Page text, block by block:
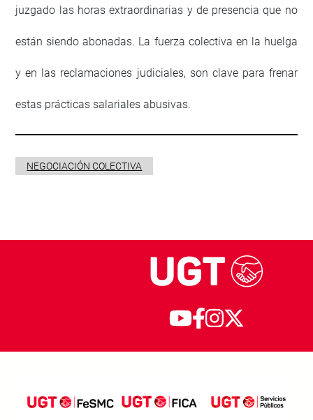
juzgado las horas extraordinarias y de presencia que no
están siendo abonadas. La fuerza colectiva en la huelga
y en las reclamaciones judiciales, son clave para frenar
estas prácticas salariales abusivas.
NEGOCIACIÓN COLECTIVA